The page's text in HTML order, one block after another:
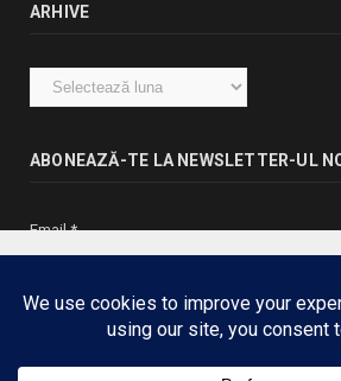
the best experience on our website.
ARHIVE
Arhive
ABONEAZĂ-TE LA NEWSLETTER-UL
Email*